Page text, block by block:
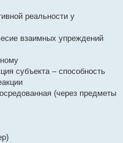
реальности у
взаимных упреждений
субъекта – способность
(через предметы